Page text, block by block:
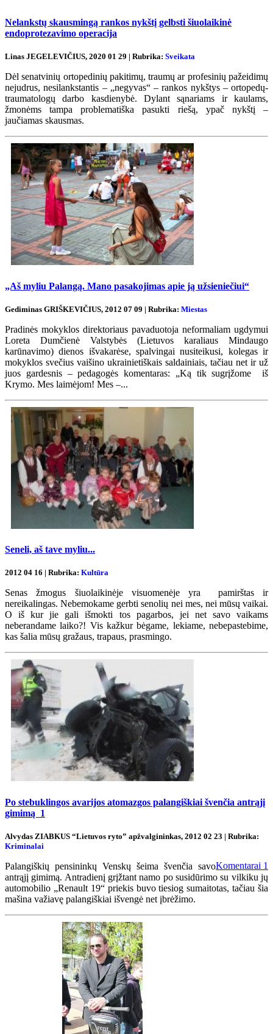
Nelankstų skausmingą rankos nykštį gelbsti šiuolaikinė
endoprotezavimo operacija
Linas JEGELEVIČIUS, 2020 01 29 | Rubrika: Sveikata
Dėl senatvinių ortopedinių pakitimų, traumų ar profesinių pažeidimų
nejudrus, nesilankstantis – „negyvas“ – rankos nykštys – ortopedų-
traumatologų darbo kasdienybė. Dylant sąnariams ir kaulams,
žmonėms tampa problematiška pasukti riešą, ypač nykštį –
jaučiamas skausmas.
„Aš myliu Palangą. Mano pasakojimas apie ją užsieniečiui“
Gediminas GRIŠKEVIČIUS, 2012 07 09 | Rubrika: Miestas
Pradinės mokyklos direktoriaus pavaduotoja neformaliam ugdymui
Loreta Dumčienė Valstybės (Lietuvos karaliaus Mindaugo
karūnavimo) dienos išvakarėse, spalvingai nusiteikusi, kolegas ir
mokyklos svečius vaišino ukrainietiškais saldainiais, tačiau net ir už
juos gardesnis – pedagogės komentaras: „Ką tik sugrįžome iš
Krymo. Mes laimėjom! Mes –...
Seneli, aš tave myliu...
2012 04 16 | Rubrika: Kultūra
Senas žmogus šiuolaikinėje visuomenėje yra pamirštas ir
nereikalingas. Nebemokame gerbti senolių nei mes, nei mūsų vaikai.
O iš kur jie gali išmokti tos pagarbos, jei net savo vaikams
neberandame laiko?! Vis kažkur bėgame, lekiame, nebepastebime,
kas šalia mūsų gražaus, trapaus, prasmingo.
Po stebuklingos avarijos atomazgos palangiškiai švenčia antrąjį
gimimą 1
Alvydas ZIABKUS “Lietuvos ryto” apžvalgininkas, 2012 02 23 | Rubrika:
Kriminalai
Komentarai 1
Palangiškių pensininkų Venskų šeima švenčia savo
antrąjį gimimą. Antradienį grįžtant namo po susidūrimo su vilkiku jų
automobilio „Renault 19“ priekis buvo tiesiog sumaitotas, tačiau šia
mašina važiavę palangiškiai išvengė net įbrėžimo.